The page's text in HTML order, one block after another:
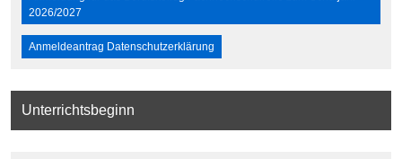
2026/2027
Anmeldeantrag Datenschutzerklärung
Unterrichtsbeginn